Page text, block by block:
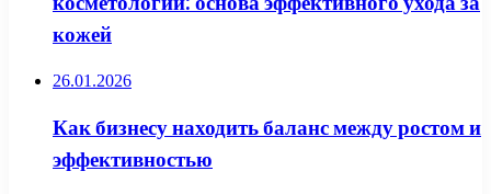
кожей
26.01.2026
Как бизнесу находить баланс между ростом и
эффективностью